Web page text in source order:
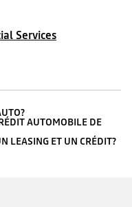
Services
AUTOMOBILE DE
LEASING ET UN CRÉDIT?